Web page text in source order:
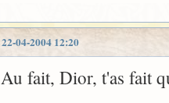
22-04-2004 12:20
Au fait, Dior, t'as fait